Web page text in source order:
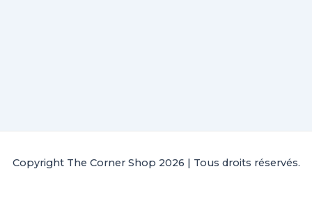
Copyright The Corner Shop 2026 | Tous droits réservés.